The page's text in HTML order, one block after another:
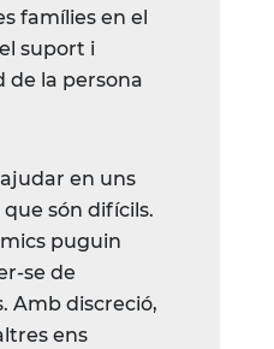
famílies en el
suport i
de la persona
en uns
són difícils.
puguin
se de
Amb discreció,
ens